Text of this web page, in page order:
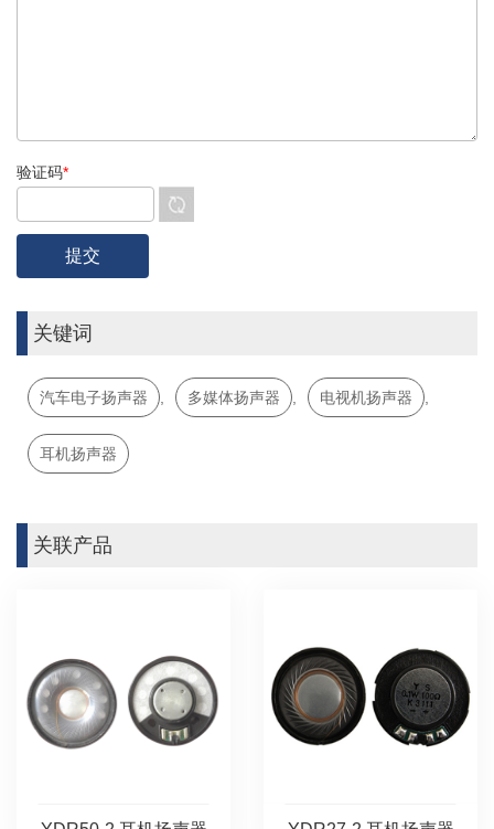
验证码*
关键词
汽车电子扬声器 多媒体扬声器 电视机扬声器
耳机扬声器
关联产品